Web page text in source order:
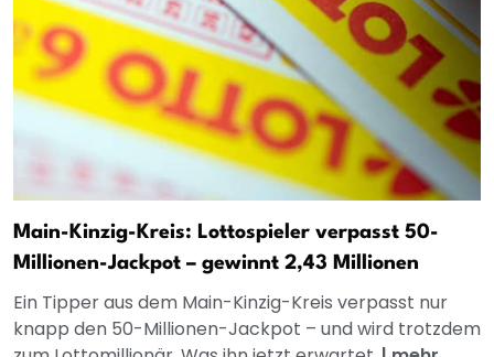
Main-Kinzig-Kreis: Lottospieler verpasst 50-
Millionen-Jackpot – gewinnt 2,43 Millionen
Ein Tipper aus dem Main-Kinzig-Kreis verpasst nur
knapp den 50-Millionen-Jackpot – und wird trotzdem